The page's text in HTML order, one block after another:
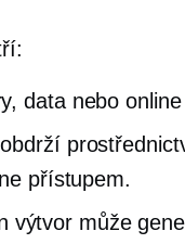
data nebo
přístupem.
výtvor může